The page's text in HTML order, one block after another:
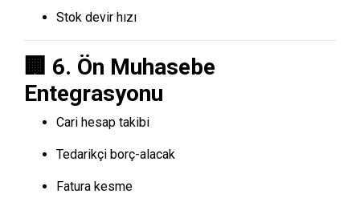
Stok devir hızı
🏢 6. Ön Muhasebe
Entegrasyonu
Cari hesap takibi
Tedarikçi borç-alacak
Fatura kesme